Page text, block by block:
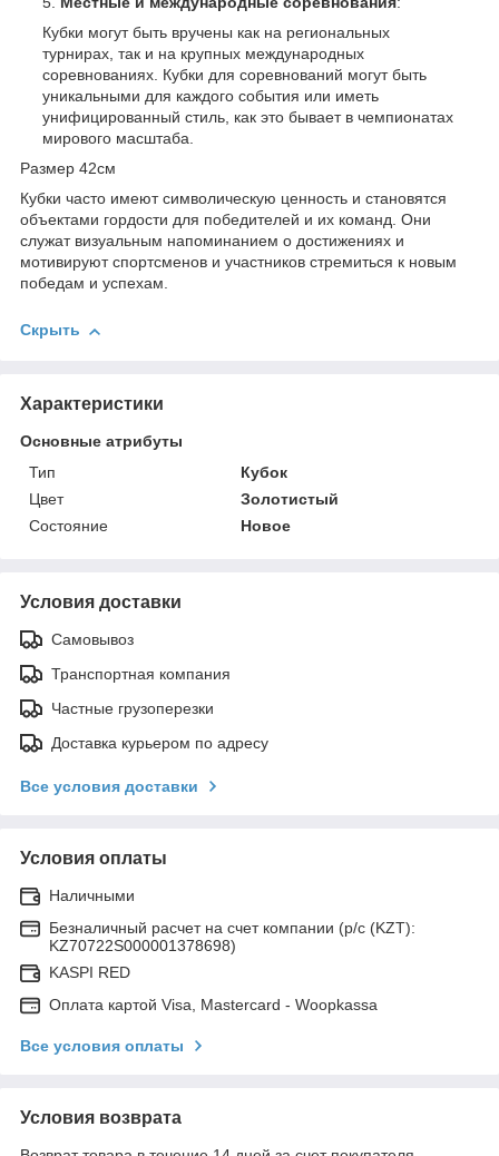
Кубки могут быть вручены как на региональных
турнирах, так и на крупных международных
соревнованиях. Кубки для соревнований могут быть
уникальными для каждого события или иметь
унифицированный стиль, как это бывает в чемпионатах
мирового масштаба.
Размер 42см
Кубки часто имеют символическую ценность и становятся
объектами гордости для победителей и их команд. Они
служат визуальным напоминанием о достижениях и
мотивируют спортсменов и участников стремиться к новым
победам и успехам.
Скрыть
Характеристики
Основные атрибуты
Тип
Кубок
Цвет
Золотистый
Состояние
Новое
Условия доставки
Самовывоз
Транспортная компания
Частные грузоперезки
Доставка курьером по адресу
Все условия доставки
Условия оплаты
Наличными
Безналичный расчет на счет компании (р/с (KZT):
KZ70722S000001378698)
KASPI RED
Оплата картой Visa, Mastercard - Woopkassa
Все условия оплаты
Условия возврата